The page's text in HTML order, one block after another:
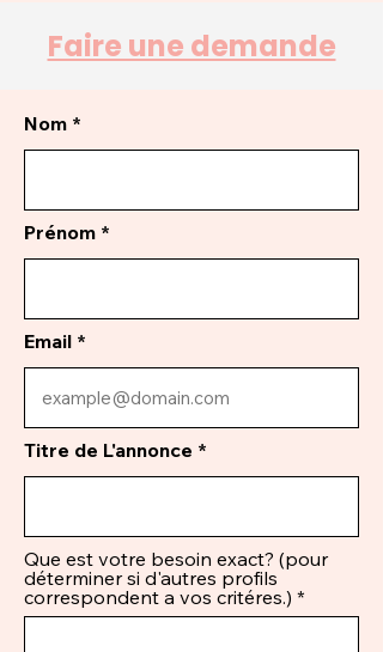
Faire une demande
Nom
Prénom
Email
Titre de L'annonce
Que est votre besoin exact? (pour
déterminer si d'autres profils
correspondent a vos critéres.)